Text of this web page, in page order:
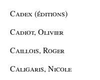
Cadex (éditions)
Cadiot, Olivier
Caillois, Roger
Caligaris, Nicole